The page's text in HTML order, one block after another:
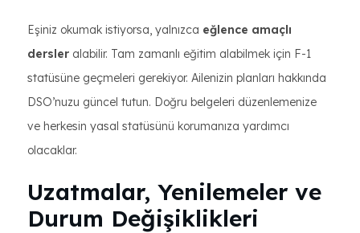
Eşiniz okumak istiyorsa, yalnızca eğlence amaçlı
dersler alabilir. Tam zamanlı eğitim alabilmek için F-1
statüsüne geçmeleri gerekiyor. Ailenizin planları hakkında
DSO’nuzu güncel tutun. Doğru belgeleri düzenlemenize
ve herkesin yasal statüsünü korumanıza yardımcı
olacaklar.
Uzatmalar, Yenilemeler ve
Durum Değişiklikleri